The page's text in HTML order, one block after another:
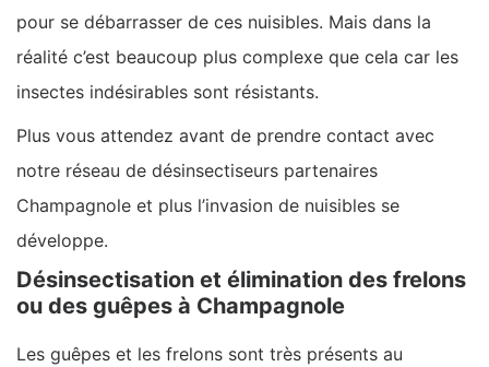
pour se débarrasser de ces nuisibles. Mais dans la
réalité c’est beaucoup plus complexe que cela car les
insectes indésirables sont résistants.
Plus vous attendez avant de prendre contact avec
notre réseau de désinsectiseurs partenaires
Champagnole et plus l’invasion de nuisibles se
développe.
Désinsectisation et élimination des frelons
ou des guêpes à Champagnole
Les guêpes et les frelons sont très présents au